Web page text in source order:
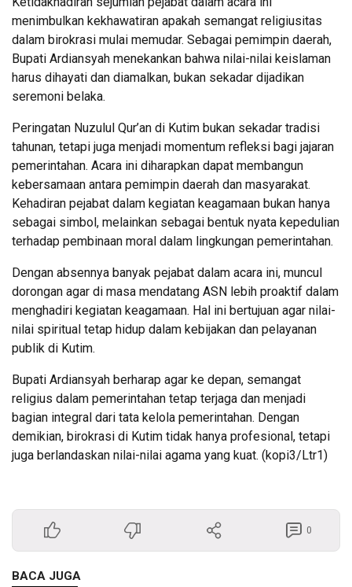
menimbulkan kekhawatiran apakah semangat religiusitas
dalam birokrasi mulai memudar. Sebagai pemimpin daerah,
Bupati Ardiansyah menekankan bahwa nilai-nilai keislaman
harus dihayati dan diamalkan, bukan sekadar dijadikan
seremoni belaka.
Peringatan Nuzulul Qur’an di Kutim bukan sekadar tradisi
tahunan, tetapi juga menjadi momentum refleksi bagi jajaran
pemerintahan. Acara ini diharapkan dapat membangun
kebersamaan antara pemimpin daerah dan masyarakat.
Kehadiran pejabat dalam kegiatan keagamaan bukan hanya
sebagai simbol, melainkan sebagai bentuk nyata kepedulian
terhadap pembinaan moral dalam lingkungan pemerintahan.
Dengan absennya banyak pejabat dalam acara ini, muncul
dorongan agar di masa mendatang ASN lebih proaktif dalam
menghadiri kegiatan keagamaan. Hal ini bertujuan agar nilai-
nilai spiritual tetap hidup dalam kebijakan dan pelayanan
publik di Kutim.
Bupati Ardiansyah berharap agar ke depan, semangat
religius dalam pemerintahan tetap terjaga dan menjadi
bagian integral dari tata kelola pemerintahan. Dengan
demikian, birokrasi di Kutim tidak hanya profesional, tetapi
juga berlandaskan nilai-nilai agama yang kuat. (kopi3/Ltr1)
0
BACA JUGA